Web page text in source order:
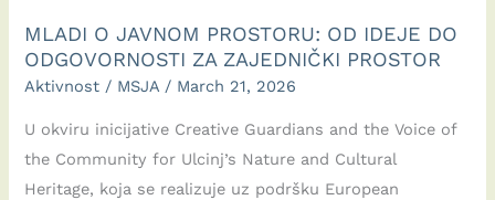
MLADI O JAVNOM PROSTORU: OD IDEJE DO
ODGOVORNOSTI ZA ZAJEDNIČKI PROSTOR
Aktivnost / MSJA / March 21, 2026
U okviru inicijative Creative Guardians and the Voice of
the Community for Ulcinj’s Nature and Cultural
Heritage, koja se realizuje uz podršku European